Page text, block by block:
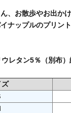
、お散歩やお出かけ
ナップルのプリン
レタン5％（別布
ズ